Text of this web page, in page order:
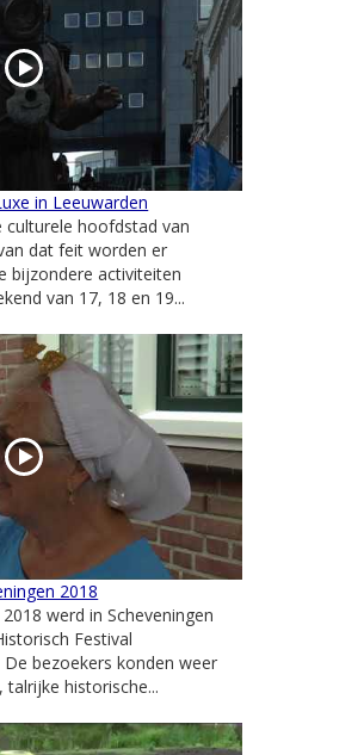
in Leeuwarden
culturele hoofdstad van
dat feit worden er
bijzondere activiteiten
van 17, 18 en 19...
2018
werd in Scheveningen
Festival
bezoekers konden weer
talrijke historische...